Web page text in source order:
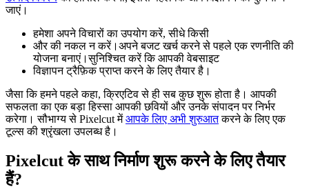
जाएं।
हमेशा अपने विचारों का उपयोग करें, सीधे किसी
और की नकल न करें।अपने बजट खर्च करने से पहले एक रणनीति की
योजना बनाएं।सुनिश्चित करें कि आपकी वेबसाइट
विज्ञापन ट्रैफ़िक प्राप्त करने के लिए तैयार है।
जैसा कि हमने पहले कहा, क्रिएटिव से ही सब कुछ शुरू होता है। आपकी
सफलता का एक बड़ा हिस्सा आपकी छवियों और उनके संपादन पर निर्भर
करेगा। सौभाग्य से Pixelcut मेंआपके लिए अभी शुरुआतकरने के लिए एक
टूल्स की श्रृंखला उपलब्ध है।
Pixelcut के साथ निर्माण शुरू करने के लिए तैयार
हैं?